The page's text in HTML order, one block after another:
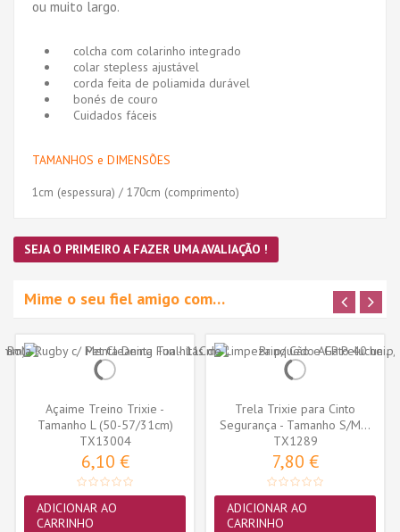
ou muito largo.
colcha com colarinho integrado
colar stepless ajustável
corda feita de poliamida durável
bonés de couro
Cuidados fáceis
TAMANHOS e DIMENSÕES
1cm (espessura) / 170cm (comprimento)
SEJA O PRIMEIRO A FAZER UMA AVALIAÇÃO !
Mime o seu fiel amigo com…
Açaime Treino Trixie -
Tamanho L (50-57/31cm)
(TX13004)
TX13004
6,10 €
ADICIONAR AO
CARRINHO
Trela Trixie para Cinto
Segurança - Tamanho S/M...
TX1289
7,80 €
ADICIONAR AO
CARRINHO